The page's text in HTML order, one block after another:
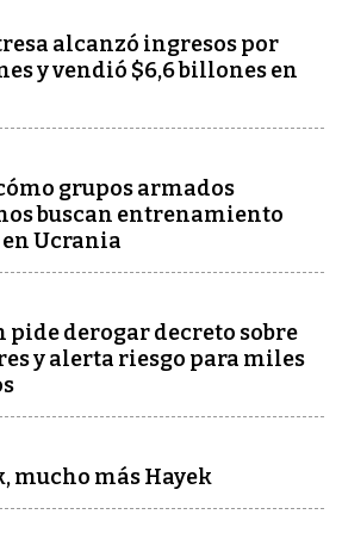
alcanzó ingresos por
y vendió $6,6 billones en
grupos armados
buscan entrenamiento
Ucrania
derogar decreto sobre
y alerta riesgo para miles
mucho más Hayek